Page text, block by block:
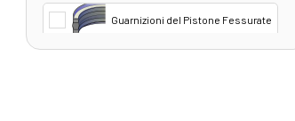
Guarnizioni del Pistone Fessurate